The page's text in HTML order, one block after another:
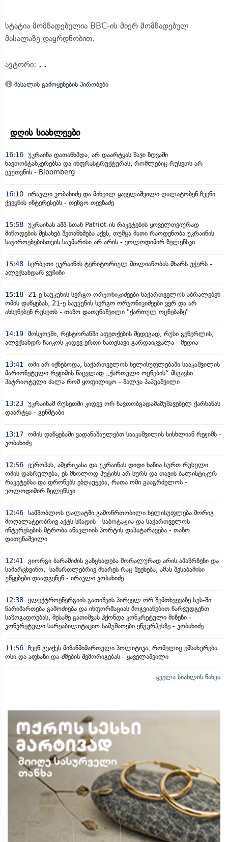
სტატია მომზადებულია BBC-ის მიერ მომზადებულ
მასალაზე დაყრდნობით.
ავტორი: . .
მასალის გამოყენების პირობები
დღის სიახლეები
16:16 უკრაინა დათანხმდა, არ დაარტყას შავი ზღვაში
ნავთობტანკერებსა და ინფრასტრუქტურას, რომლებიც რუსეთს არ
ეკუთვნის - Bloomberg
16:10 ირაკლი კობახიძე და მიხეილ ყაველაშვილი ღალატობენ ჩვენი
ქვეყნის ინტერესებს - თენგო თევზაძე
15:58 უკრაინას აშშ-სთან Patriot-ის რაკეტების ყოველთვიურად
მიწოდების შესახებ შეთანხმება აქვს, თუმცა მათი რაოდენობა უკრაინის
საჭიროებებისთვის საკმარისი არ არის - ვოლოდიმირ ზელენსკი
15:48 სერბეთი უკრაინის ტერიტორიულ მთლიანობას მხარს უჭერს -
ალექსანდარ ვუჩიჩი
15:18
21-ე საუკუნის სერგო ორჯონიკიძეები საქართველოს აბრალებენ
ომის დაწყებას, 21-ე საუკუნის სერგო ორჯონიკიძეები ვერ და არ
ახსენებენ რუსეთს - თაზო დათუნაშვილი "ქართულ ოცნებაზე"
14:19 მოსკოვში, რესტორანში აფეთქების შედეგად, რუსი გენერლის,
ალექსანდრ ჩაიკოს კიდევ ერთი ნათესავი გარდაიცვალა - მედია
13:41
ომი არ იქნებოდა, საქართველოს ხელისუფლებაში სააკაშვილის
მარიონეტული რეჟიმის ნაცვლად „ქართული ოცნების“ მსგავსი
პატრიოტული ძალა რომ ყოფილიყო - შალვა პაპუაშვილი
13:23 უკრაინამ რუსეთში კიდევ ორ ნავთობგადამამუშავებელ ქარხანას
დაარტყა - გენშტაბი
13:17 ომის დაწყებაში ვადანაშაულებთ სააკაშვილის სისხლიან რეჟიმს -
კობახიძე
12:56 ევროპას, ამერიკასა და უკრაინას დიდი ხანია სურთ რუსული
ომის დასრულება, ეს მხოლოდ პუტინს არ სურს და თავის ბალისტიკურ
რაკეტებსა და დრონებს ებღაუჭება, რათა ომი გააგრძელოს -
ვოლოდიმირ ზელენსკი
12:46 სამშობლოს ღალატში გამოწრთობილი ხელისუფლება მორიგ
მოღალატეობრივ აქტს სჩადის - საბოტაჟია და საქართველოს
ინტერესების მტრობა ანაკლიის პორტის დაპატარავება - თაზო
დათუნაშვილი
12:41
გიორგი ბარამიძის განცხადება მორალურად არის ამაზრზენი და
სამარცხვინო, სამართლებრივ მხარეს რაც შეეხება, ამას შესაბამისი
უწყებები დაადგენენ - ირაკლი კობახიძე
12:38 ელექტროენერგიის გათიშვის პირველ ორ შემთხვევაზე სუს-ში
წარიმართება გამოძიება და ინფორმაციას მოგვიანებით წარვუდგენთ
საზოგადოებას, მესამე გათიშვას ჰქონდა კონკრეტული მიზეზი -
კონკრეტული სარეაბილიტაციო სამუშაოები ენგურჰესზე - კობახიძე
11:56 ჩვენ გვაქვს მიზანმიმართული პოლიტიკა, რომელიც ემსახურება
ოსი და აფხაზი და-ძმების შემორიგებას - ყაველაშვილი
ყველა სიახლის ნახვა